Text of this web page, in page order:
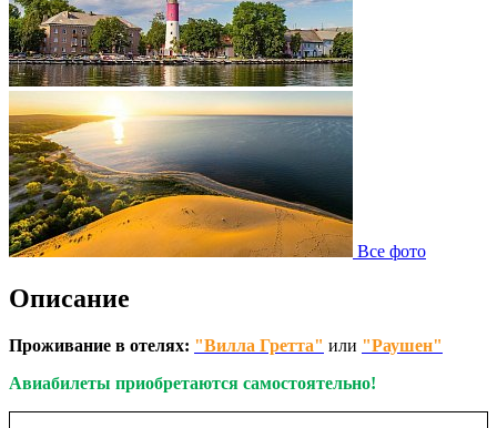
Все фото
Описание
Проживание в отелях: "Вилла Гретта" или "Раушен"
Авиабилеты приобретаются самостоятельно!